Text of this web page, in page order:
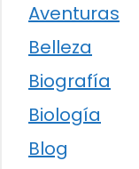
Aventuras
Belleza
Biografía
Biología
Blog